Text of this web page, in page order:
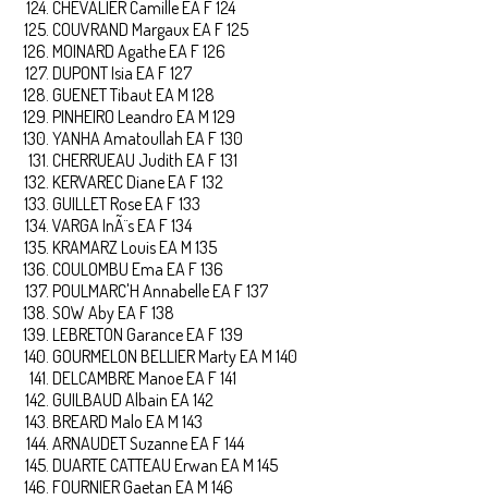
CHEVALIER Camille EA F 124
COUVRAND Margaux EA F 125
MOINARD Agathe EA F 126
DUPONT Isia EA F 127
GUENET Tibaut EA M 128
PINHEIRO Leandro EA M 129
YANHA Amatoullah EA F 130
CHERRUEAU Judith EA F 131
KERVAREC Diane EA F 132
GUILLET Rose EA F 133
VARGA InÃ¨s EA F 134
KRAMARZ Louis EA M 135
COULOMBU Ema EA F 136
POULMARC'H Annabelle EA F 137
SOW Aby EA F 138
LEBRETON Garance EA F 139
GOURMELON BELLIER Marty EA M 140
DELCAMBRE Manoe EA F 141
GUILBAUD Albain EA 142
BREARD Malo EA M 143
ARNAUDET Suzanne EA F 144
DUARTE CATTEAU Erwan EA M 145
FOURNIER Gaetan EA M 146